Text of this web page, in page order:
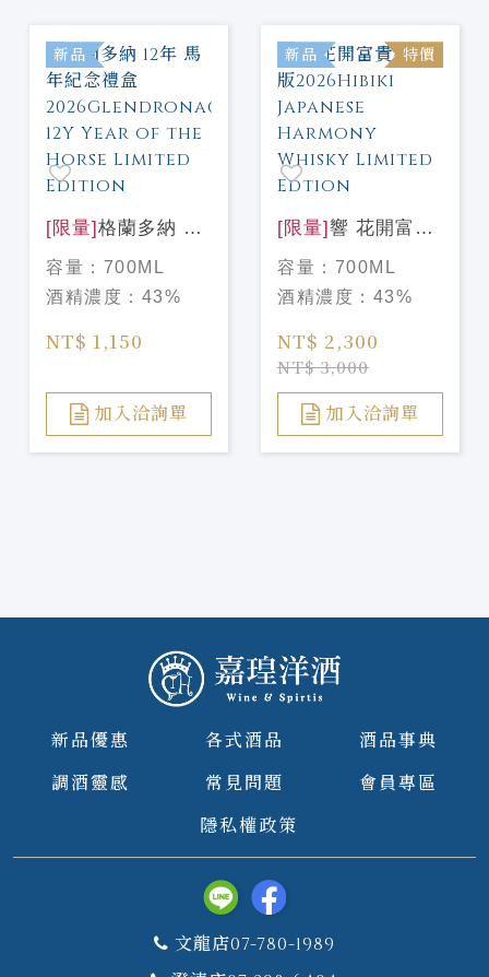
新品
[限量] 格蘭多納 12
年 馬年紀念禮盒
2026Glendronach
12Y Year of the
Horse Limited
容量： 700ML
酒精濃度： 43%
NT$ 1,150
加入洽詢單
新品 特價
[限量] 響 花開富貴
禮盒版2026Hibiki
Japanese
Harmony Whisky
Limited Edtion
容量： 700ML
酒精濃度： 43%
NT$ 2,300
NT$ 3,000
加入洽詢單
新品優惠 各式酒品
酒品事典
調酒靈感
常見問題
會員專區
隱私權政策
文龍店07-780-1989